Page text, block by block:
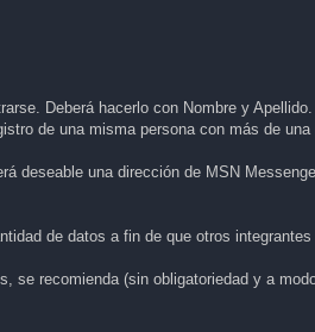
Deberá hacerlo con Nombre y
de una misma persona con más de una
deseable una dirección de MSN
de datos a fin de que otros
recomienda (sin obligatoriedad y a